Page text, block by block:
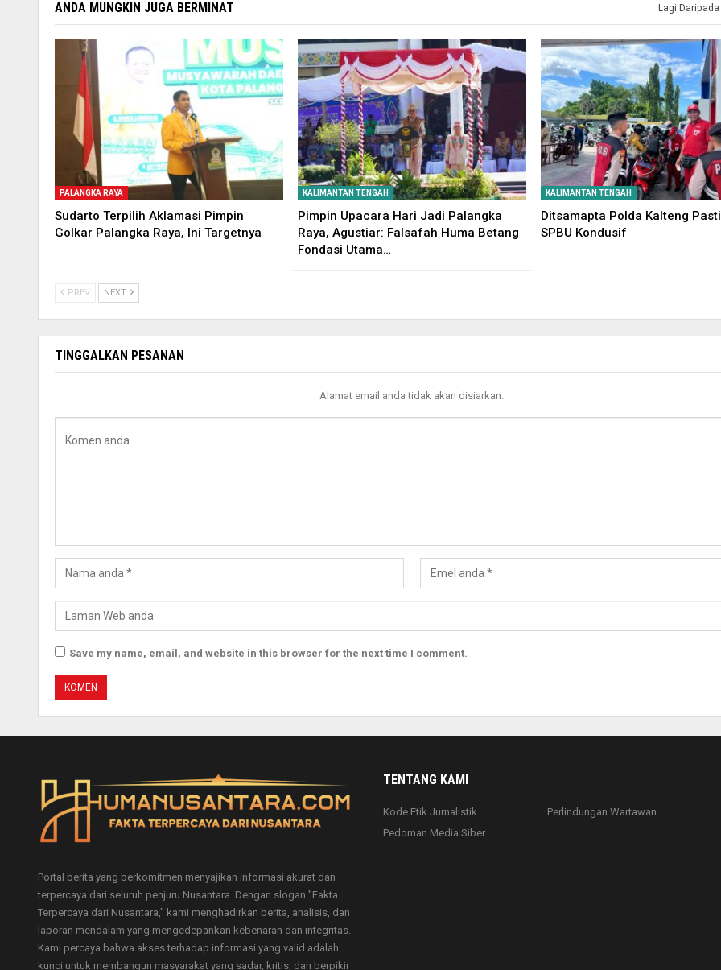
ANDA MUNGKIN JUGA BERMINAT Lagi
PALANGKA RAYA
Sudarto Terpilih Aklamasi Pimpin
Golkar Palangka Raya, Ini Targetnya
KALIMANTAN TENGAH
Pimpin Upacara Hari Jadi Palangka
Raya, Agustiar: Falsafah Huma Betang
Fondasi Utama…
KALIMANTAN TENGAH
Ditsamapta Polda Kalteng
SPBU Kondusif
PREV NEXT
TINGGALKAN PESANAN
Alamat email anda tidak akan disiarkan.
Save my name, email, and website in this browser for the next time I comment.
Portal berita yang berkomitmen menyajikan informasi akurat dan
terpercaya dari seluruh penjuru Nusantara. Dengan slogan "Fakta
Terpercaya dari Nusantara," kami menghadirkan berita, analisis, dan
laporan mendalam yang mengedepankan kebenaran dan integritas.
Kami percaya bahwa akses terhadap informasi yang valid adalah
kunci untuk membangun masyarakat yang sadar, kritis, dan berpikir
TENTANG KAMI
Kode Etik Jurnalistik
Pedoman Media Siber
Perlindungan Wartawan